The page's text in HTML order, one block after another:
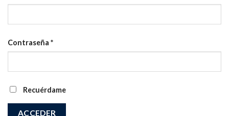
Contraseña *Obligatorio
Recuérdame
ACCEDER